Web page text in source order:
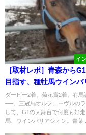
イ
［取材レポ］青森から
目指す、種牡馬ウインバ
オン - 荒谷牧場を訪ねて
ダービー2着、菊花賞2着、有馬
──。三冠馬オルフェーヴルの
して、G1の大舞台で何度も好
馬、ウインバリアシオン。青葉...